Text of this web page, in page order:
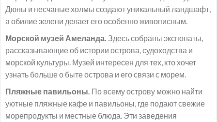
Дюны и песчаные холмы создают уникальный ландшафт,
а обилие зелени делает его особенно живописным.
Морской музей Амеланда. Здесь собраны экспонаты,
рассказывающие об истории острова, судоходства и
морской культуры. Музей интересен для тех, кто хочет
узнать больше о быте острова и его связи с морем.
Пляжные павильоны. По всему острову можно найти
уютные пляжные кафе и павильоны, где подают свежие
морепродукты и местные блюда. Эти заведения